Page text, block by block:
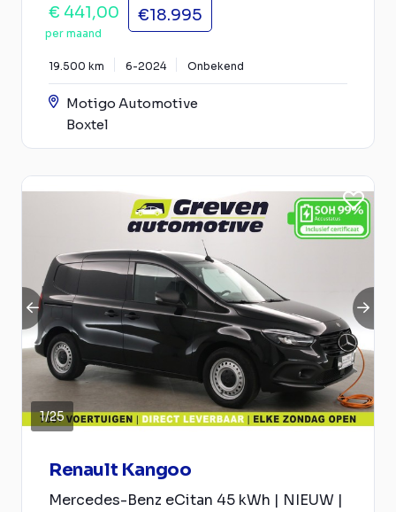
€ 441,00
per maand
€18.995
19.500 km 6-2024 Onbekend
Motigo Automotive
Boxtel
1/25
Renault Kangoo
Mercedes-Benz eCitan 45 kWh | NIEUW |